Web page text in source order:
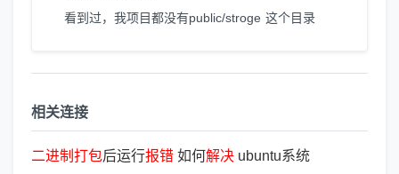
看到过，我项目都没有public/stroge 这个目录
相关连接
二进制 打包后运行报错 如何解决 ubuntu系统